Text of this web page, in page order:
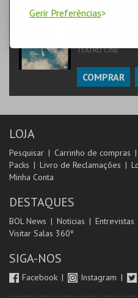
Gerir PreferênciasÓPTIMISTA
TEATRO & ARTE |
TEATRO CINE
COMPRAR
LOJA
Pesquisar Carrinho de compras
Packs
Livro de Reclamações
Minha Conta
DESTAQUES
BOL News Noticias Entrevistas
Visitar Salas 360º
SIGA-NOS
Facebook Instagram